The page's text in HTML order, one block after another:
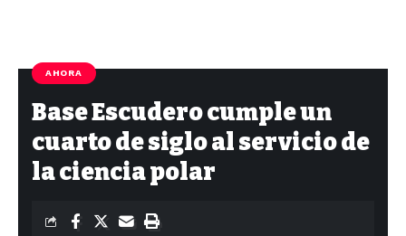
AHORA
Base Escudero cumple un
cuarto de siglo al servicio de
la ciencia polar